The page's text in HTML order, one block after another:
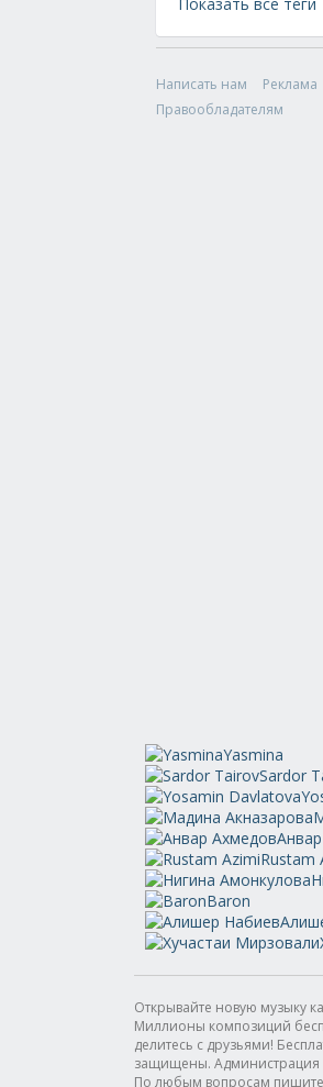
Написать нам
Реклама
Правообладателям
Yasmina
Sardor
Rustam
Baron
Открывайте новую музыку
Миллионы композиций
делитесь с друзьями!
защищены. Администрация
По любым вопросам